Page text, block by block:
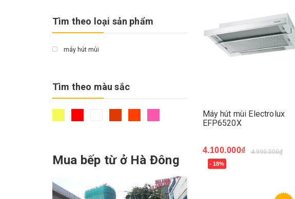
Máy hút mùi Electrolux
EFP6520X
4.100.000₫ 4.990.000₫
- 18%
Mua ngay
Tìm theo loại sản phẩm
máy hút mùi
Tìm theo màu sắc
Mua bếp từ ở Hà Đông